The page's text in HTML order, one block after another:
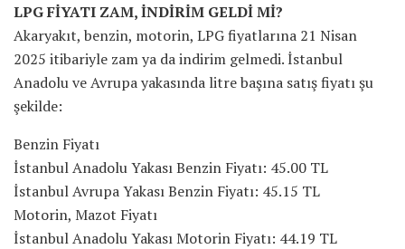
LPG FİYATI ZAM, İNDİRİM GELDİ Mİ?
Akaryakıt, benzin, motorin, LPG fiyatlarına 21 Nisan
2025 itibariyle zam ya da indirim gelmedi. İstanbul
Anadolu ve Avrupa yakasında litre başına satış fiyatı şu
şekilde:
Benzin Fiyatı
İstanbul Anadolu Yakası Benzin Fiyatı: 45.00 TL
İstanbul Avrupa Yakası Benzin Fiyatı: 45.15 TL
Motorin, Mazot Fiyatı
İstanbul Anadolu Yakası Motorin Fiyatı: 44.19 TL